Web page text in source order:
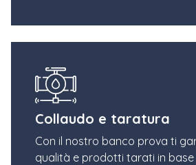
Collaudo e taratura
Con il nostro banco prova ti
qualità e prodotti tarati in base